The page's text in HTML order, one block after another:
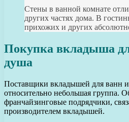
Стены в ванной комнате
других частях дома. В
прихожих и других
Покупка вкладыша
душа
Поставщики вкладышей для ванн
относительно небольшая группа.
франчайзинговые подрядчики,
производителем вкладышей.